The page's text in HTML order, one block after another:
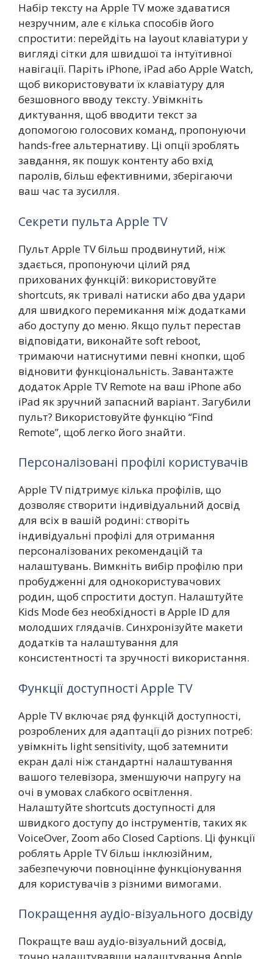
Набір тексту на Apple TV може здаватися
незручним, але є кілька способів його
спростити: перейдіть на layout клавіатури у
вигляді сітки для швидшої та інтуїтивної
навігації. Паріть iPhone, iPad або Apple Watch,
щоб використовувати їх клавіатуру для
безшовного вводу тексту. Увімкніть
диктування, щоб вводити текст за
допомогою голосових команд, пропонуючи
hands-free альтернативу. Ці опції зроблять
завдання, як пошук контенту або вхід
паролів, більш ефективними, зберігаючи
ваш час та зусилля.
Секрети пульта Apple TV
Пульт Apple TV більш продвинутий, ніж
здається, пропонуючи цілий ряд
прихованих функцій: використовуйте
shortcuts, як тривалі натиски або два удари
для швидкого перемикання між додатками
або доступу до меню. Якщо пульт перестав
відповідати, виконайте soft reboot,
тримаючи натиснутими певні кнопки, щоб
відновити функціональність. Завантажте
додаток Apple TV Remote на ваш iPhone або
iPad як зручний запасний варіант. Загубили
пульт? Використовуйте функцію “Find
Remote”, щоб легко його знайти.
Персоналізовані профілі користувачів
Apple TV підтримує кілька профілів, що
дозволяє створити індивідуальний досвід
для всіх в вашій родині: створіть
індивідуальні профілі для отримання
персоналізованих рекомендацій та
налаштувань. Вимкніть вибір профілю при
пробудженні для однокористувачових
родин, щоб спростити доступ. Налаштуйте
Kids Mode без необхідності в Apple ID для
молодших глядачів. Синхронізуйте макети
додатків та налаштування для
консистентності та зручності використання.
Функції доступності Apple TV
Apple TV включає ряд функцій доступності,
розроблених для адаптації до різних потреб:
увімкніть light sensitivity, щоб затемнити
екран далі ніж стандартні налаштування
вашого телевізора, зменшуючи напругу на
очі в умовах слабкого освітлення.
Налаштуйте shortcuts доступності для
швидкого доступу до інструментів, таких як
VoiceOver, Zoom або Closed Captions. Ці функції
роблять Apple TV більш інклюзійним,
забезпечуючи повноцінне функціонування
для користувачів з різними вимогами.
Покращення аудіо-візуального досвіду
Покращте ваш аудіо-візуальний досвід,